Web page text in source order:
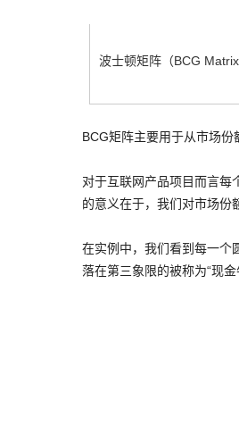
波士顿矩阵（BCG
BCG矩阵主要用于从市场份
对于互联网产品项目而言每
的意义在于，我们对市场份
在实例中，我们看到每一个
落在第三象限的被称为“现